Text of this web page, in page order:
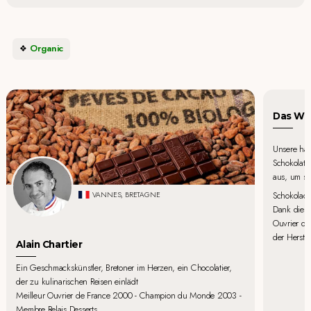
Organic
VANNES, BRETAGNE
Alain Chartier
Ein Geschmackskünstler, Bretoner im Herzen, ein Chocolatier,
der zu kulinarischen Reisen einlädt
Meilleur Ouvrier de France 2000 - Champion du Monde 2003 -
Das
Unsere
aus, um
Dank
Ouvrier
der